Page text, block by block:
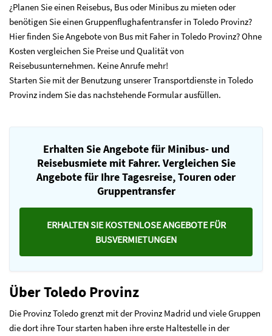
¿Planen Sie einen Reisebus, Bus oder Minibus zu mieten oder
benötigen Sie einen Gruppenflughafentransfer in Toledo Provinz?
Hier finden Sie Angebote von Bus mit Faher in Toledo Provinz? Ohne
Kosten vergleichen Sie Preise und Qualität von
Reisebusunternehmen. Keine Anrufe mehr!
Starten Sie mit der Benutzung unserer Transportdienste in Toledo
Provinz indem Sie das nachstehende Formular ausfüllen.
Erhalten Sie Angebote für Minibus- und
Reisebusmiete mit Fahrer. Vergleichen Sie
Angebote für Ihre Tagesreise, Touren oder
Gruppentransfer
ERHALTEN SIE KOSTENLOSE ANGEBOTE FÜR
BUSVERMIETUNGEN
Über Toledo Provinz
Die Provinz Toledo grenzt mit der Provinz Madrid und viele Gruppen
die dort ihre Tour starten haben ihre erste Haltestelle in der